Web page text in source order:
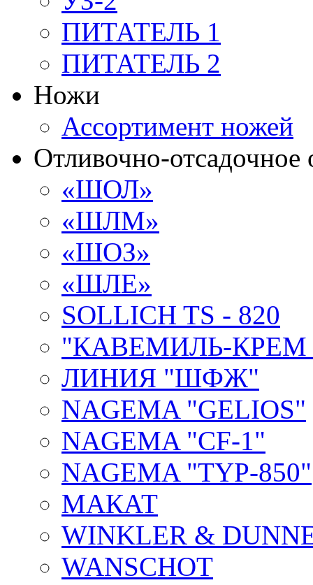
ПИТАТЕЛЬ 1
ПИТАТЕЛЬ 2
Ножи
Ассортимент ножей
Отливочно-отсадочное
«ШОЛ»
«ШЛМ»
«ШОЗ»
«ШЛЕ»
SOLLICH TS - 820
"КАВЕМИЛЬ-КРЕМ
ЛИНИЯ "ШФЖ"
NAGEMA "GELIOS"
NAGEMA "CF-1"
NAGEMA "TYP-850"
МАКАТ
WINKLER &
WANSCHOT